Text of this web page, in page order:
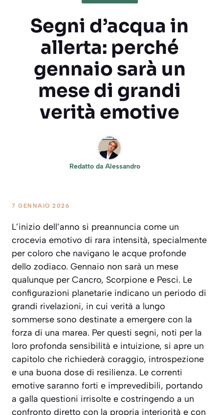
Segni d’acqua in
allerta: perché
gennaio sarà un
mese di grandi
verità emotive
Redatto da Alessandro
7 GENNAIO 2026
L’inizio dell’anno si preannuncia come un
crocevia emotivo di rara intensità, specialmente
per coloro che navigano le acque profonde
dello zodiaco. Gennaio non sarà un mese
qualunque per Cancro, Scorpione e Pesci. Le
configurazioni planetarie indicano un periodo di
grandi rivelazioni, in cui verità a lungo
sommerse sono destinate a emergere con la
forza di una marea. Per questi segni, noti per la
loro profonda sensibilità e intuizione, si apre un
capitolo che richiederà coraggio, introspezione
e una buona dose di resilienza. Le correnti
emotive saranno forti e imprevedibili, portando
a galla questioni irrisolte e costringendo a un
confronto diretto con la propria interiorità e con